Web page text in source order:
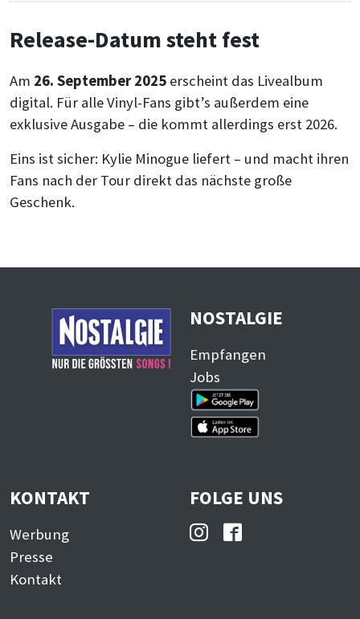
Release-Datum steht fest
Am 26. September 2025 erscheint das Livealbum
digital. Für alle Vinyl-Fans gibt’s außerdem eine
exklusive Ausgabe – die kommt allerdings erst 2026.
Eins ist sicher: Kylie Minogue liefert – und macht ihren
Fans nach der Tour direkt das nächste große
Geschenk.
NOSTALGIE
Empfangen
Jobs
KONTAKT
Werbung
Presse
Kontakt
FOLGE UNS